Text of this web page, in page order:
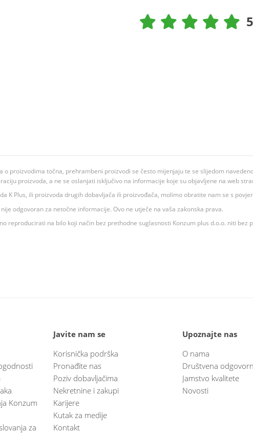
5
proizvodima točna, prehrambeni proizvodi se često mijenjaju te se slijedom
proizvoda, a ne se oslanjati isključivo na informacije koje su objavljene na web
K Plus, ili proizvoda drugih dobavljača ili proizvođača, molimo obratite nam se s
odgovoran za netočne informacije. Ovo ne utječe na vaša zakonska prava.
reproducirati na bilo koji način bez prethodne suglasnosti Konzum plus d.o.o. niti bez
Konzum
za
Javite nam se
Korisnička podrška
Pronađite nas
Poziv dobavljačima
Nekretnine i zakupi
Karijere
Kutak za medije
Kontakt
Upoznajte nas
O nama
Društvena
Jamstvo kvalitete
Novosti